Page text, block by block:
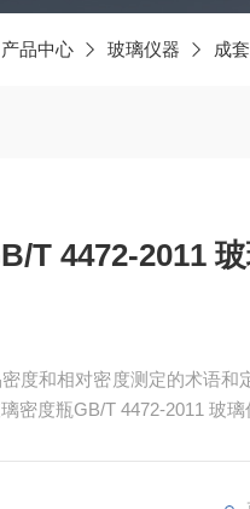
产品中心 玻璃仪器 成
T 4472-2011
度和相对密度测定的术语
密度瓶GB/T 4472-2011 玻璃